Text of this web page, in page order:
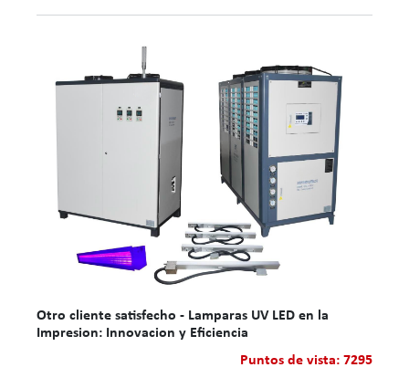
Otro cliente satisfecho - Lamparas UV LED en la
Impresion: Innovacion y Eficiencia
Puntos de vista: 7295